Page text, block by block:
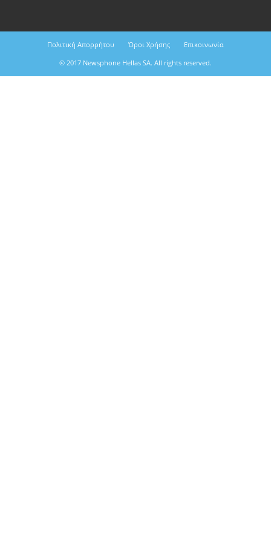
Πολιτική Απορρήτου Όροι Χρήσης
Επικοινωνία
© 2017 Newsphone Hellas SA. All rights reserved.